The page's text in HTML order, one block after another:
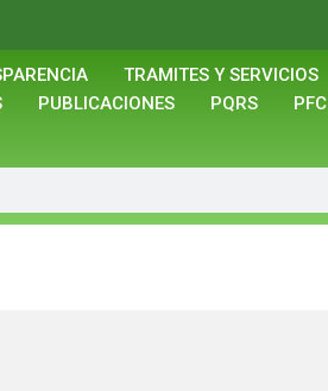
TRAMITES Y SERVICIOS
PUBLICACIONES PQRS
PFC